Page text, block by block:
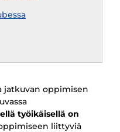
jatkuvan oppimisen
työikäisellä on
liittyviä